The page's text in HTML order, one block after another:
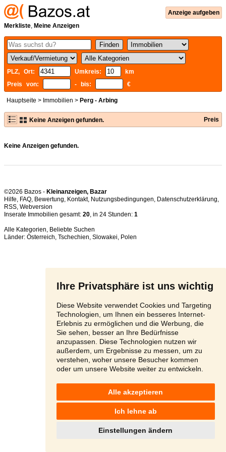
Ihre Privatsphäre ist uns wichtig
Diese Website verwendet Cookies und Targeting
Technologien, um Ihnen ein besseres Internet-
Erlebnis zu ermöglichen und die Werbung, die
Sie sehen, besser an Ihre Bedürfnisse
anzupassen. Diese Technologien nutzen wir
außerdem, um Ergebnisse zu messen, um zu
verstehen, woher unsere Besucher kommen
oder um unsere Website weiter zu entwickeln.
Alle akzeptieren
Ich lehne ab
Einstellungen ändern
Anzeige aufgeben
Merkliste, Meine Anzeigen
PLZ, Ort: Umkreis:
km
Preis von:
- bis: €
Hauptseite > Immobilien > Perg - Arbing
Keine Anzeigen gefunden. Preis
Keine Anzeigen gefunden.
©2026 Bazos - Kleinanzeigen, Bazar
Hilfe, FAQ, Bewertung, Kontakt, Nutzungsbedingungen, Datenschutzerklärung,
RSS,
Inserate Immobilien gesamt: 20, in 24 Stunden: 1
Alle Kategorien, Beliebte Suchen
Länder: Österreich, Tschechien, Slowakei, Polen